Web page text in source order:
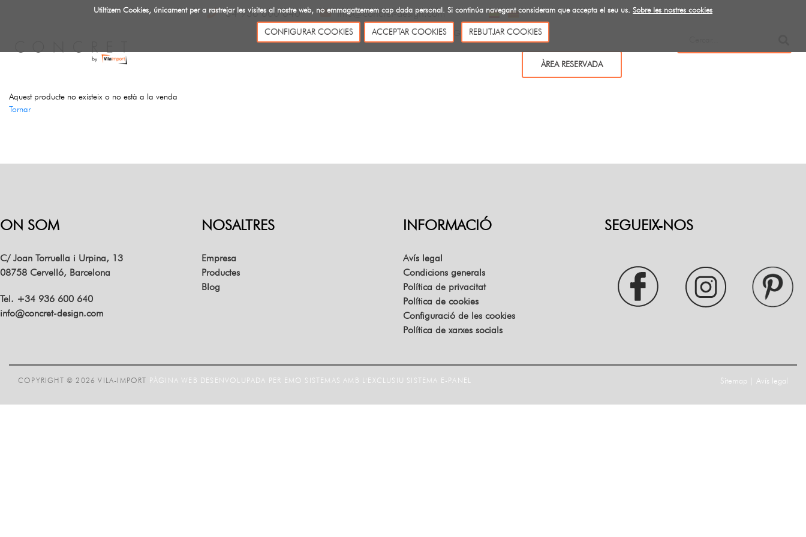
Utiltizem Cookies, únicament per a rastrejar les visites al nostre web, no emmagatzemem cap dada personal. Si continúa navegant consideram que accepta el seu us. Sobre les nostres cookies
CONFIGURAR COOKIES ACCEPTAR COOKIES REBUTJAR COOKIES
34 936 600 640 info@concret-design.com
SOBRE NOSALTRES CATÀLEGS BLOG CONTACTE
ÀREA RESERVADA
Aquest producte no existeix o no està a la venda
Tornar
ON SOM
C/ Joan Torruella i Urpina, 13
08758 Cervelló, Barcelona
Tel. +34 936 600 640
info@concret-design.com
NOSALTRES
Empresa
Productes
Blog
INFORMACIÓ
Avís legal
Condicions generals
Política de privacitat
Política de cookies
Configuració de les cookies
Política de xarxes socials
SEGUEIX-NOS
COPYRIGHT © 2026 VILA-IMPORT PÀGINA WEB DESENVOLUPADA PER EMO SISTEMAS AMB L'EXCLUSIU SISTEMA E-PANEL Sitemap Avís legal